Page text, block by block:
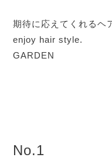
期待に応えてくれるヘ
enjoy hair style.
GARDEN
No.1